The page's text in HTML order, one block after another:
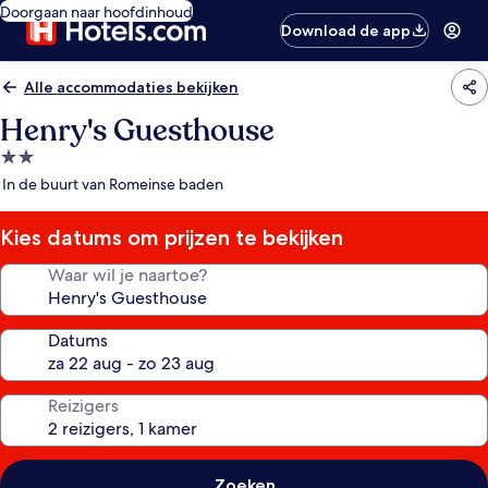
Doorgaan naar hoofdinhoud
Download de app
Alle accommodaties bekijken
Henry's Guesthouse
2.0-
sterrenaccommodatie
In de buurt van Romeinse baden
Kies datums om prijzen te bekijken
Waar wil je naartoe?
Datums
Reizigers